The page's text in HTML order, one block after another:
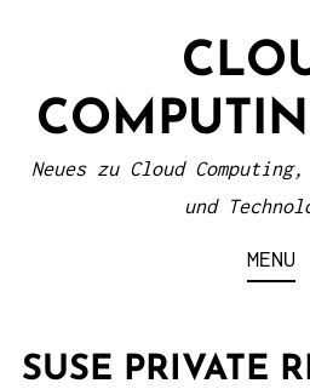
Neues zu Cloud
und
MENU
SUSE PRIVATE